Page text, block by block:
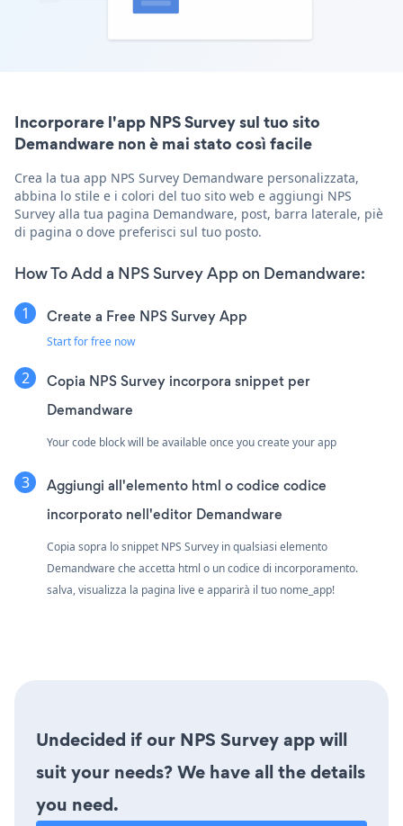
Incorporare l'app NPS Survey sul tuo sito
Demandware non è mai stato così facile
Crea la tua app NPS Survey Demandware personalizzata,
abbina lo stile e i colori del tuo sito web e aggiungi NPS
Survey alla tua pagina Demandware, post, barra laterale, piè
di pagina o dove preferisci sul tuo posto.
How To Add a NPS Survey App on Demandware:
Create a Free NPS Survey App
Start for free now
Copia NPS Survey incorpora snippet per
Demandware
Your code block will be available once you create your app
Aggiungi all'elemento html o codice codice
incorporato nell'editor Demandware
Copia sopra lo snippet NPS Survey in qualsiasi elemento
Demandware che accetta html o un codice di incorporamento.
salva, visualizza la pagina live e apparirà il tuo nome_app!
Undecided if our NPS Survey app will
suit your needs? We have all the details
you need.